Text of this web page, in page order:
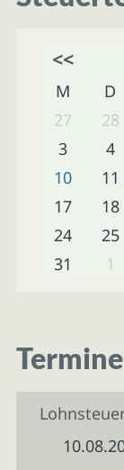
<<
M D
27
28
3
4
10
11
17
18
24
25
31
1
Termine